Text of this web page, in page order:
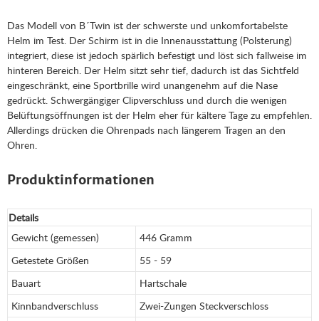
Das Modell von B´Twin ist der schwerste und unkomfortabelste
Helm im Test. Der Schirm ist in die Innenausstattung (Polsterung)
integriert, diese ist jedoch spärlich befestigt und löst sich fallweise im
hinteren Bereich. Der Helm sitzt sehr tief, dadurch ist das Sichtfeld
eingeschränkt, eine Sportbrille wird unangenehm auf die Nase
gedrückt. Schwergängiger Clipverschluss und durch die wenigen
Belüftungsöffnungen ist der Helm eher für kältere Tage zu empfehlen.
Allerdings drücken die Ohrenpads nach längerem Tragen an den
Ohren.
Produktinformationen
Details
Gewicht (gemessen)
446 Gramm
Getestete Größen
55 - 59
Bauart
Hartschale
Kinnbandverschluss
Zwei-Zungen Steckverschloss